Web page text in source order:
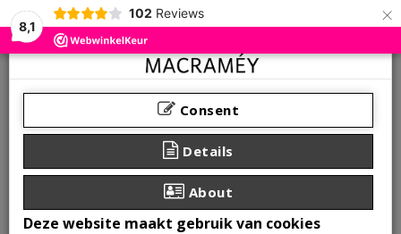
8,1
102 Reviews ×
Consent
Details
About
Deze website maakt gebruik van cookies